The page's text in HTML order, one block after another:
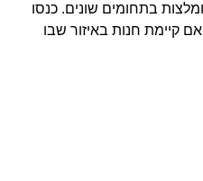
בתחומים שונים. כנסו
קיימת חנות באיזור שבו